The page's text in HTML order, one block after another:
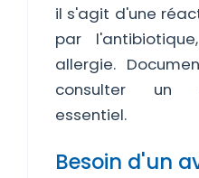
il s'agit d'une
par
allergie.
consulter un
essentiel.
Besoin d'un